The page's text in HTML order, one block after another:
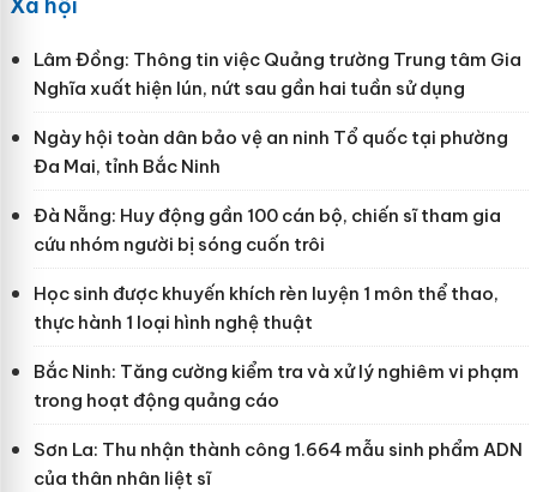
Lâm Đồng: Thông tin việc Quảng trường Trung tâm Gia
Nghĩa xuất hiện lún, nứt sau gần hai tuần sử dụng
Ngày hội toàn dân bảo vệ an ninh Tổ quốc tại phường
Đa Mai, tỉnh Bắc Ninh
Đà Nẵng: Huy động gần 100 cán bộ, chiến sĩ tham gia
cứu nhóm người bị sóng cuốn trôi
Học sinh được khuyến khích rèn luyện 1 môn thể thao,
thực hành 1 loại hình nghệ thuật
Bắc Ninh: Tăng cường kiểm tra và xử lý nghiêm vi phạm
trong hoạt động quảng cáo
Sơn La: Thu nhận thành công 1.664 mẫu sinh phẩm ADN
của thân nhân liệt sĩ